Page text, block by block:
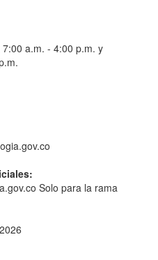
a.m. - 4:00 p.m. y
Solo para la rama